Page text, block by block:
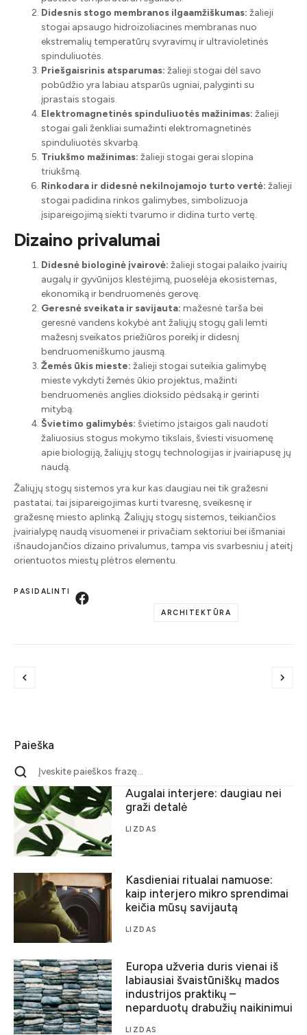
Didesnis stogo membranos ilgaamžiškumas: žalieji
stogai apsaugo hidroizoliacines membranas nuo
ekstremalių temperatūrų svyravimų ir ultravioletinės
spinduliuotės.
Priešgaisrinis atsparumas: žalieji stogai dėl savo
pobūdžio yra labiau atsparūs ugniai, palyginti su
įprastais stogais.
Elektromagnetinės spinduliuotės mažinimas: žalieji
stogai gali ženkliai sumažinti elektromagnetinės
spinduliuotės skvarbą.
Triukšmo mažinimas: žalieji stogai gerai slopina
triukšmą.
Rinkodara ir didesnė nekilnojamojo turto vertė: žalieji
stogai padidina rinkos galimybes, simbolizuoja
įsipareigojimą siekti tvarumo ir didina turto vertę.
Dizaino privalumai
Didesnė biologinė įvairovė: žalieji stogai palaiko įvairių
augalų ir gyvūnijos klestėjimą, puoselėja ekosistemas,
ekonomiką ir bendruomenės gerovę.
Geresnė sveikata ir savijauta: mažesnė tarša bei
geresnė vandens kokybė ant žaliųjų stogų gali lemti
mažesnį sveikatos priežiūros poreikį ir didesnį
bendruomeniškumo jausmą.
Žemės ūkis mieste: žalieji stogai suteikia galimybę
mieste vykdyti žemės ūkio projektus, mažinti
bendruomenės anglies dioksido pėdsaką ir gerinti
mitybą.
Švietimo galimybės: švietimo įstaigos gali naudoti
žaliuosius stogus mokymo tikslais, šviesti visuomenę
apie biologiją, žaliųjų stogų technologijas ir įvairiapusę jų
naudą.
Žaliųjų stogų sistemos yra kur kas daugiau nei tik gražesni
pastatai; tai įsipareigojimas kurti tvaresnę, sveikesnę ir
gražesnę miesto aplinką. Žaliųjų stogų sistemos, teikiančios
įvairialypę naudą visuomenei ir privačiam sektoriui bei išmaniai
išnaudojančios dizaino privalumus, tampa vis svarbesniu į ateitį
orientuotos miestų plėtros elementu.
PASIDALINTI
ARCHITEKTŪRA
Paieška
Augalai interjere: daugiau nei
graži detalė
LIZDAS
Kasdieniai ritualai namuose:
kaip interjero mikro sprendimai
keičia mūsų savijautą
LIZDAS
Europa užveria duris vienai iš
labiausiai švaistūniškų mados
industrijos praktikų –
neparduotų drabužių naikinimui
LIZDAS